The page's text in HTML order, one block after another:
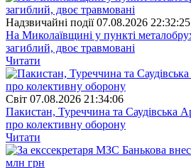
Надзвичайні події 07.08.2026 22:32:25
На Миколаївщині у пункті
загиблий, двоє травмовані
Читати
Свiт 07.08.2026 21:34:06
Пакистан, Туреччина та Саудівська
про колективну оборону
Читати